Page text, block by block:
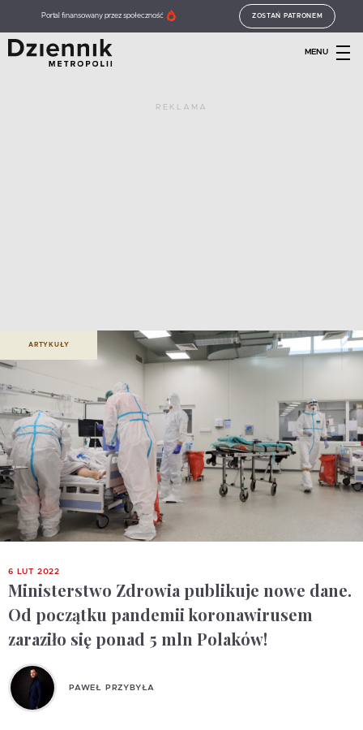
Portal finansowany przez społeczność ZOSTAŃ PATRONEM
MENU
REKLAMA
ARTYKUŁY
6 LUT 2022
Ministerstwo Zdrowia publikuje nowe dane.
Od początku pandemii koronawirusem
zaraziło się ponad 5 mln Polaków!
PAWEŁ PRZYBYŁA